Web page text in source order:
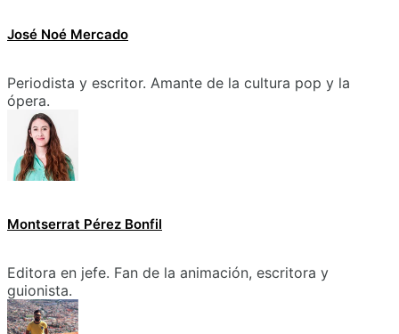
José Noé Mercado
Periodista y escritor. Amante de la cultura pop y la
ópera.
Montserrat Pérez Bonfil
Editora en jefe. Fan de la animación, escritora y
guionista.